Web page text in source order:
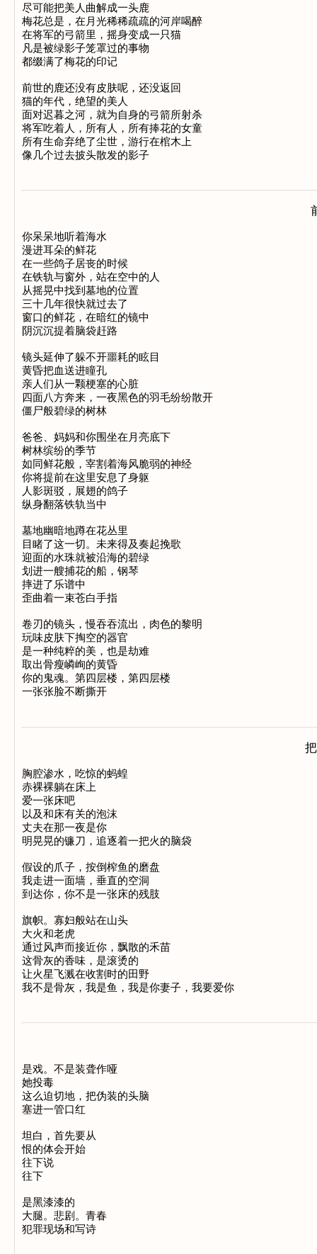
尽可能把美人曲解成一头鹿
梅花总是，在月光稀稀疏疏的河岸喝醉
在将军的弓箭里，摇身变成一只猫
凡是被绿影子笼罩过的事物
都缀满了梅花的印记
前世的鹿还没有皮肤呢，还没返回
猫的年代，绝望的美人
面对迟暮之河，就为自身的弓箭所射杀
将军吃着人，所有人，所有捧花的女童
所有生命弃绝了尘世，游行在棺木上
你呆呆地听着海水
漫进耳朵的鲜花
在一些鸽子居丧的时候
在铁轨与窗外，站在空中的人
从摇晃中找到墓地的位置
三十几年很快就过去了
窗口的鲜花，在暗红的镜中
阴沉沉提着脑袋赶路
镜头延伸了躲不开噩耗的眩目
黄昏把血送进瞳孔
亲人们从一颗梗塞的心脏
四面八方奔来，一夜黑色的羽毛纷纷散开
僵尸般碧绿的树林
爸爸、妈妈和你围坐在月亮底下
树林缤纷的季节
如同鲜花般，宰割着海风脆弱的神经
你将提前在这里安息了身躯
人影斑驳，展翅的鸽子
纵身翻落铁轨当中
墓地幽暗地蹲在花丛里
目睹了这一切。未来得及奏起挽歌
迎面的水珠就被沿海的碧绿
划进一艘捕花的船，钢琴
摔进了乐谱中
歪曲着一束苍白手指
卷刃的镜头，慢吞吞流出，肉色的黎明
玩味皮肤下掏空的器官
是一种纯粹的美，也是劫难
取出骨瘦嶙峋的黄昏
你的鬼魂。第四层楼，第四层楼
胸腔渗水，吃惊的蚂蝗
赤裸裸躺在床上
爱一张床吧
以及和床有关的泡沫
丈夫在那一夜是你
明晃晃的镰刀，追逐着一把火的脑袋
假设的爪子，按倒榨鱼的磨盘
我走进一面墙，垂直的空洞
到达你，你不是一张床的残肢
旗帜。寡妇般站在山头
大火和老虎
通过风声而接近你，飘散的禾苗
这骨灰的香味，是滚烫的
让火星飞溅在收割时的田野
是戏。不是装聋作哑
她投毒
这么迫切地，把伪装的头脑
塞进一管口红
坦白，首先要从
恨的体会开始
往下说
往下
是黑漆漆的
大腿。悲剧。青春